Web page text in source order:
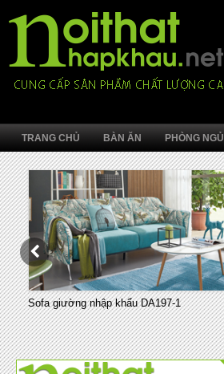
TRANG CHỦ BÀN ĂN PHÒNG
Sofa giường nhập khẩu DA197-1